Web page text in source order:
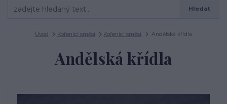
Hledat
Úvod Kořenící směsi Kořenící směsi Andělská křídla
Andělská křídla